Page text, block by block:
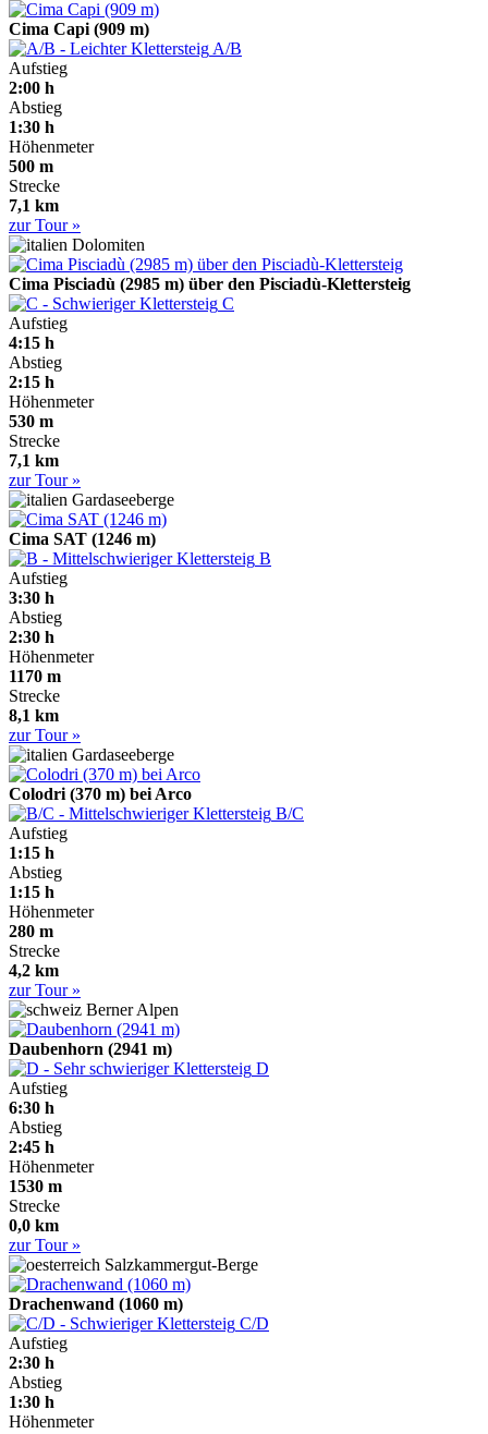
Cima Capi (909 m)
A/B
Aufstieg
2:00 h
Abstieg
1:30 h
Höhenmeter
500 m
Strecke
7,1 km
zur Tour »
Dolomiten
Cima Pisciadù (2985 m) über den Pisciadù-Klettersteig
C
Aufstieg
4:15 h
Abstieg
2:15 h
Höhenmeter
530 m
Strecke
7,1 km
zur Tour »
Gardaseeberge
Cima SAT (1246 m)
B
Aufstieg
3:30 h
Abstieg
2:30 h
Höhenmeter
1170 m
Strecke
8,1 km
zur Tour »
Gardaseeberge
Colodri (370 m) bei Arco
B/C
Aufstieg
1:15 h
Abstieg
1:15 h
Höhenmeter
280 m
Strecke
4,2 km
zur Tour »
Berner Alpen
Daubenhorn (2941 m)
D
Aufstieg
6:30 h
Abstieg
2:45 h
Höhenmeter
1530 m
Strecke
0,0 km
zur Tour »
Salzkammergut-Berge
Drachenwand (1060 m)
C/D
Aufstieg
2:30 h
Abstieg
1:30 h
Höhenmeter